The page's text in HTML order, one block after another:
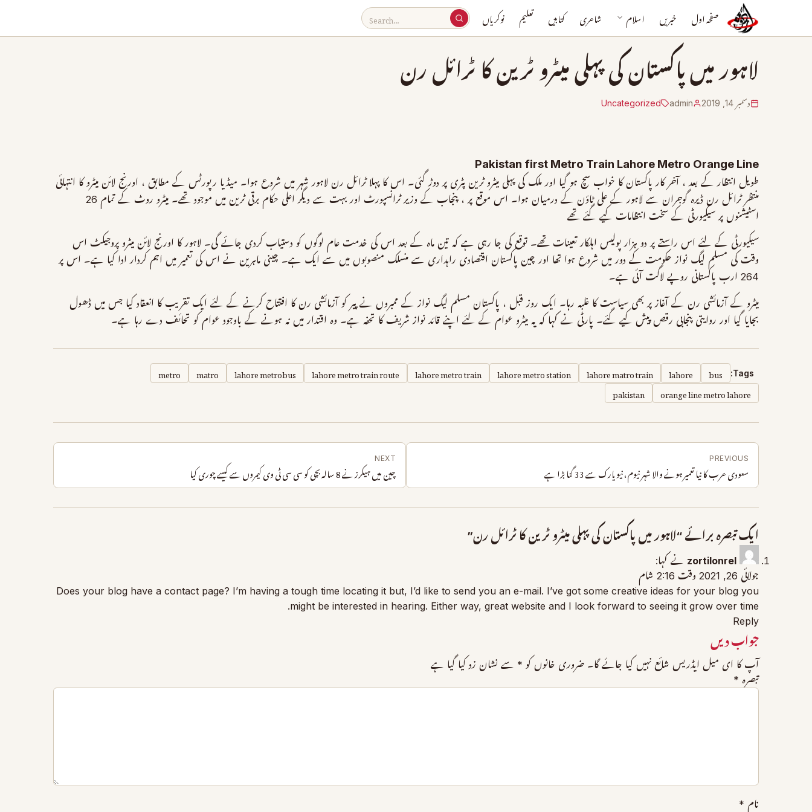
صفحہ اول خبریں اسلام شاعری کتابیں تعلیم نوکریاں
لاہور میں پاکستان کی پہلی میٹرو ٹرین کا ٹرائل رن
دسمبر 14, 2019 admin
Uncategorized
Pakistan first Metro Train Lahore Metro Orange Line
طویل انتظار کے بعد ، آخر کار پاکستان کا خواب سچ ہو گیا اور ملک کی پہلی میٹرو ٹرین پٹری پر دوڑ گئی۔ اس کا پہلا ٹرائل رن لاہور شہر میں شروع ہوا۔ میڈیا رپورٹس کے مطابق ، اورنج لائن میٹرو کا انتہائی
منتظر ٹرائل رن ڈیرہ گوجران سے لاہور کے علی ٹاؤن کے درمیان ہوا۔ اس موقع پر ، پنجاب کے وزیر ٹرانسپورٹ اور بہت سے دیگر اعلی حکام برقی ٹرین میں موجود تھے۔ میٹرو روٹ کے تمام 26
اسٹیشنوں پر سیکیورٹی کے سخت انتظامات کیے گئے تھے
سیکیورٹی کے لئے اس راستے پر دو ہزار پولیس اہلکار تعینات تھے۔ توقع کی جا رہی ہے کہ تین ماہ کے بعد اس کی خدمت عام لوگوں کو دستیاب کردی جائے گی۔ لاہور کا اورنج لائن میٹرو پروجیکٹ اس
وقت کی مسلم لیگ نواز حکومت کے دور میں شروع ہوا تھا اور چین پاکستان اقتصادی راہداری سے منسلک منصوبوں میں سے ایک ہے۔ چینی ماہرین نے اس کی تعمیر میں اہم کردار ادا کیا ہے۔ اس پر
264 ارب پاکستانی روپے لاگت آئی ہے۔
میٹرو کے آزمائشی رن کے آغاز پر بھی سیاست کا غلبہ رہا۔ ایک روز قبل ، پاکستان مسلم لیگ نواز کے ممبروں نے پیر کو آزمائشی رن کا افتتاح کرنے کے لئے ایک تقریب کا انعقاد کیا جس میں ڈھول
بجایا گیا اور روایتی پنجابی رقص پیش کیے گئے۔ پارٹی نے کہا کہ یہ میٹرو عوام کے لئے اپنے قائد نواز شریف کا تحفہ ہے۔ وہ اقتدار میں نہ ہونے کے باوجود عوام کو تحائف دے رہا ہے۔
Tags:
bus
lahore
lahore matro train
lahore metro station
lahore metro train
lahore metro train route
lahore metrobus
matro
metro
orange line metro lahore
pakistan
PREVIOUS
سعودی عرب کا نیا تعمیر ہونے والا شہر نیوم، نیو یارک سے 33 گنا بڑا ہے
NEXT
چین میں ہیکرز نے 8 سالہ بچی کو سی سی ٹی وی کیمروں سے کیسے چوری کیا
ایک تبصرہ برائے “لاہور میں پاکستان کی پہلی میٹرو ٹرین کا ٹرائل رن”
zortilonrel نے کہا:
جولائی 26, 2021 وقت 2:16 شام
Does your blog have a contact page? I’m having a tough time locating it but, I’d like to send you an e-mail. I’ve got some creative ideas for your blog you
might be interested in hearing. Either way, great website and I look forward to seeing it grow over time.
Reply
جواب دیں
آپ کا ای میل ایڈریس شائع نہیں کیا جائے گا۔ ضروری خانوں کو * سے نشان زد کیا گیا ہے
تبصرہ *
نام *